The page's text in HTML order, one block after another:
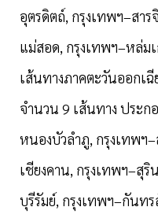
อุตรดิตถ์, กรุงเทพฯ–สาร
แม่สอด, กรุงเทพฯ–หล่ม
เส้นทางภาคตะวันออกเ
จำนวน 9 เส้นทาง ประก
หนองบัวลำภู, กรุงเทพฯ
เชียงคาน, กรุงเทพฯ–สุริ
บุรีรัมย์, กรุงเทพฯ–กันท